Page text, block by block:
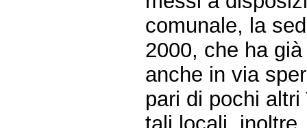
comunale, la
2000, che ha
anche in via
pari di pochi altri